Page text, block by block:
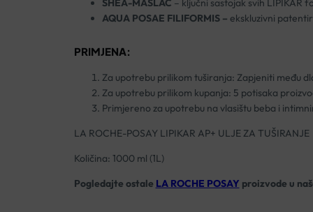
SHEA-MASLAC – ključni sastojak svih LIPIKAR
AQUA POSAE FILIFORMIS – ekskluzivni
PRIMJENA:
Za upotrebu prilikom tuširanja: Zapjeniti među
Za upotrebu prilikom kupanja: 5 potisaka
Primjereno za upotrebu na vlasištu beba i
LA ROCHE-POSAY LIPIKAR AP+ ULJE ZA TUŠIRANJE
Količina: 1000 ml (1L)
Pogledajte ostale LA ROCHE POSAY proizvode u